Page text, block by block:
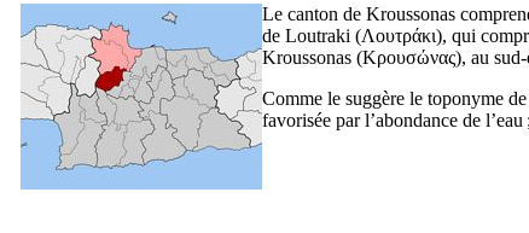
Le canton de Kroussonas
de Loutraki (Λουτράκι), qui
Kroussonas (Κρουσώνας), au
Comme le suggère le toponyme
favorisée par l’abondance de